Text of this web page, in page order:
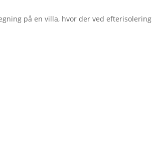
på en villa, hvor der ved